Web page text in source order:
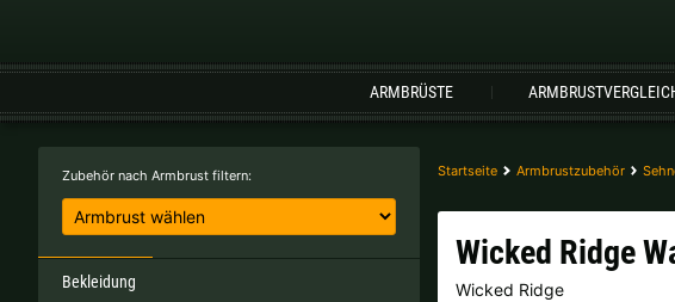
ARMBRÜSTE
Zubehör nach Armbrust filtern:
Bekleidung
Startseite Armbrustzubehör
Wicked Ridge
Wicked Ridge
Belgien | лв
Italien |€ Kroatien | kn
Portugal | Schweiz |